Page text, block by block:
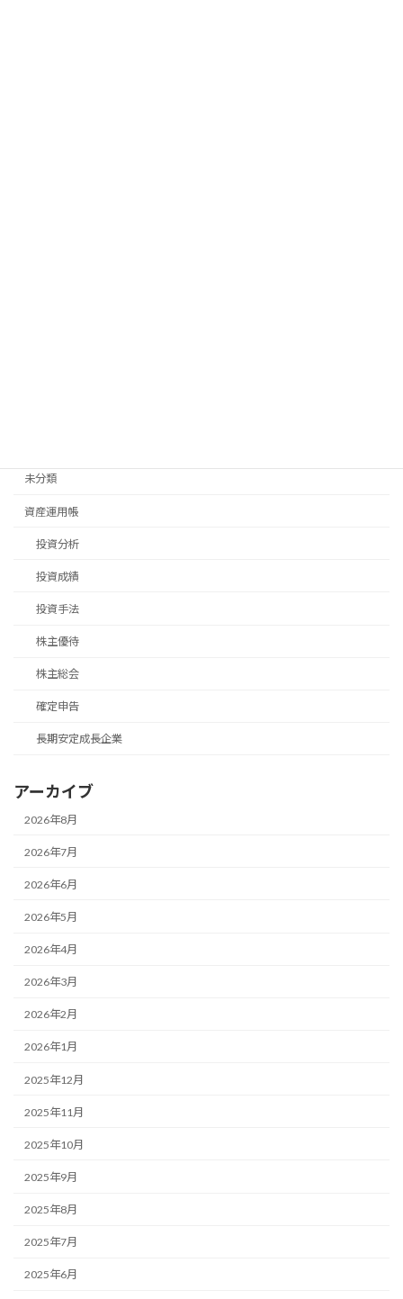
未分類
資産運用帳
投資分析
投資成績
投資手法
株主優待
株主総会
確定申告
長期安定成長企業
アーカイブ
2026年8月
2026年7月
2026年6月
2026年5月
2026年4月
2026年3月
2026年2月
2026年1月
2025年12月
2025年11月
2025年10月
2025年9月
2025年8月
2025年7月
2025年6月